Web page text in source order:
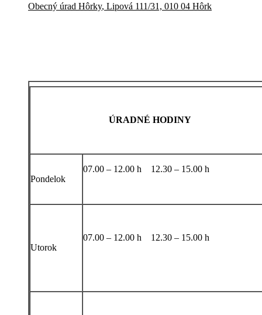
Obecný úrad Hôrky, Lipová 111/31, 010 04 Hôrk
ÚRADNÉ HODINY
Pondelok
07.00 – 12.00 h 12.30 – 15.00 h
Utorok
07.00 – 12.00 h 12.30 – 15.00 h